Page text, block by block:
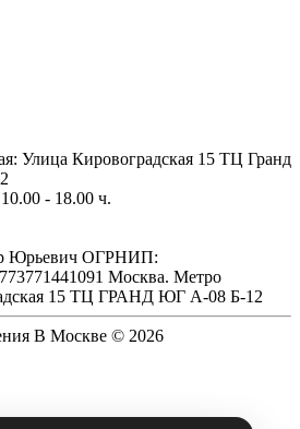
Улица Кировоградская 15 ТЦ Гранд
- 18.00 ч.
Юрьевич ОГРНИП:
Москва. Метро
15 ТЦ ГРАНД ЮГ А-08 Б-12
В Москве © 2026